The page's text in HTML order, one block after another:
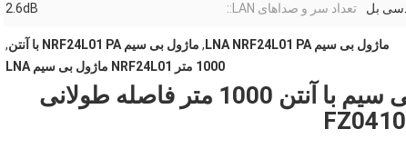
تعداد سر و صداهای LAN:: 2.6dB
ماژول بی سیم LNA NRF24L01 PA , ماژول بی سیم NRF24L01 PA با آنتن
,
1000 متر NRF24L01 ماژول بی سیم LNA
NRF24L01 PA LNA ماژول بی سیم با آنتن 1000 متر فاصله طولانی
FZ0410